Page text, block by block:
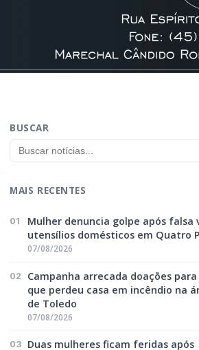
BUSCAR
MAIS RECENTES
01
Mulher denuncia golpe após falsa
utensílios domésticos em Quatro
07/08/2026
02
Campanha arrecada doações
que perdeu casa em incêndio na
de Toledo
07/08/2026
03
Duas mulheres ficam feridas após